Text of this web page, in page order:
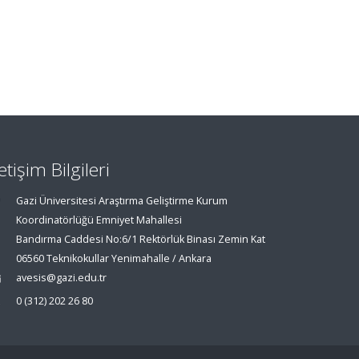
Bilgileri
Gazi Üniversitesi Araştırma Geliştirme Kurum
Koordinatörlüğü Emniyet Mahallesi
Bandırma Caddesi No:6/1 Rektörlük Binası Zemin Kat
06560 Teknikokullar Yenimahalle / Ankara
avesis@gazi.edu.tr
0 (312) 202 26 80